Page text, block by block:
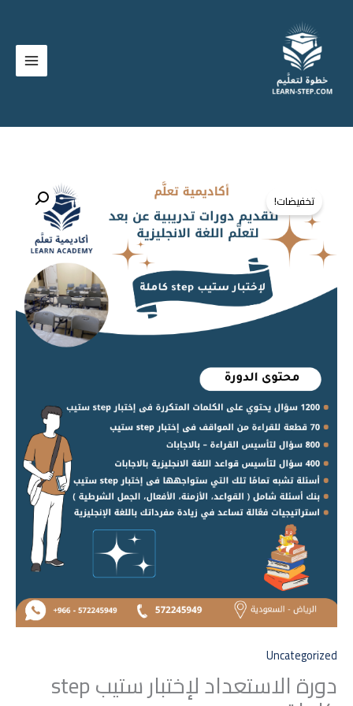
المحتوى
تخفيضات!
Uncategorized
دورة الاستعداد لإختبار ستيب step
السعر
الأصلي
هو:
500,00 ر.س.
السعر
الحالي
هو:
294,00 ر.س.
دورة
الاستعداد
لإختبار
ستيب
step